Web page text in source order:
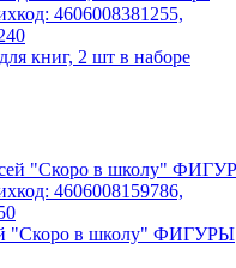
4606008381255,
книг, 2 шт в наборе
4606008159786,
"Скоро в школу" ФИГУРЫ